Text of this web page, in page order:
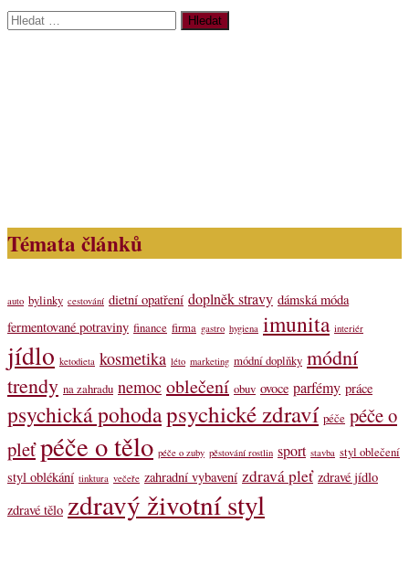
Vyhledávání
Témata článků
auto bylinky cestování dietní opatření doplněk stravy dámská móda
fermentované potraviny finance firma gastro hygiena imunita interiér
jídlo ketodieta kosmetika léto marketing módní doplňky módní
trendy na zahradu nemoc oblečení obuv ovoce parfémy práce
psychická pohodapsychické zdraví péče péče o
pleťpéče o tělo péče o zuby pěstování rostlin sport stavba styl oblečení
styl oblékání tinktura večeře zahradní vybavení zdravá pleť zdravé jídlo
zdravé tělo zdravý životní styl